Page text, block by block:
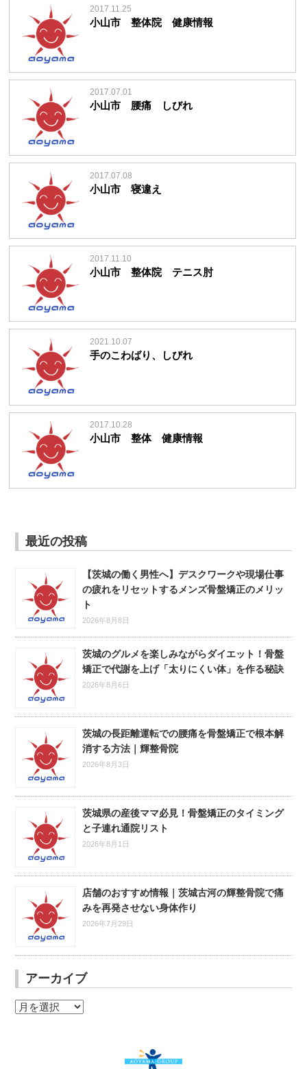
2017.11.25
小山市 整体院 健康情報
2017.07.01
小山市 腰痛 しびれ
2017.07.08
小山市 寝違え
2017.11.10
小山市 整体院 テニス肘
2021.10.07
手のこわばり、しびれ
2017.10.28
小山市 整体 健康情報
最近の投稿
【茨城の働く男性へ】デスクワークや現場仕事
の疲れをリセットするメンズ骨盤矯正のメリッ
ト
2026年8月8日
茨城のグルメを楽しみながらダイエット！骨盤
矯正で代謝を上げ「太りにくい体」を作る秘訣
2026年8月6日
茨城の長距離運転での腰痛を骨盤矯正で根本解
消する方法｜輝整骨院
2026年8月3日
茨城県の産後ママ必見！骨盤矯正のタイミング
と子連れ通院リスト
2026年8月1日
店舗のおすすめ情報｜茨城古河の輝整骨院で痛
みを再発させない身体作り
2026年7月29日
アーカイブ
ア